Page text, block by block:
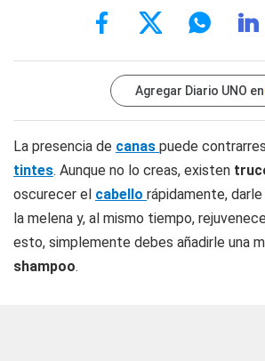
Agregar Diario UNO en
La presencia de canas puede
tintes. Aunque no lo creas, existen
oscurecer el cabello rápidamente,
la melena y, al mismo tiempo,
esto, simplemente debes añadirle una
shampoo.